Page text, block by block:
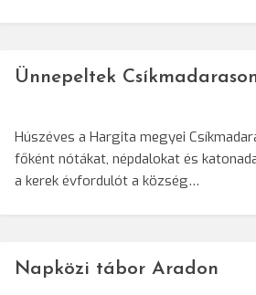
Ünnepeltek
Húszéves a Hargita megyei
főként nótákat, népdalokat és
a kerek évfordulót a község…
Napközi tábor Aradon